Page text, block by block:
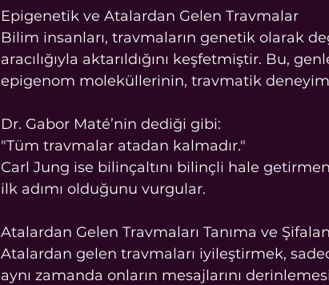
Epigenetik ve Atalardan Gelen Travmalar
Bilim insanları, travmaların genetik olarak
aracılığıyla aktarıldığını keşfetmiştir. Bu,
epigenom moleküllerinin, travmatik
Dr. Gabor Maté’nin dediği gibi:
"Tüm travmalar atadan kalmadır."
Carl Jung ise bilinçaltını bilinçli hale
ilk adımı olduğunu vurgular.
Atalardan Gelen Travmaları Tanıma ve
Atalardan gelen travmaları iyileştirmek,
aynı zamanda onların mesajlarını